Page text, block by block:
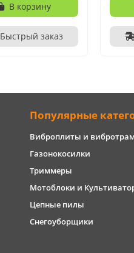
В корзину
Быстрый заказ
Популярные
Виброплиты и
Газонокосилки
Триммеры
Мотоблоки и
Цепные пилы
Снегоуборщики